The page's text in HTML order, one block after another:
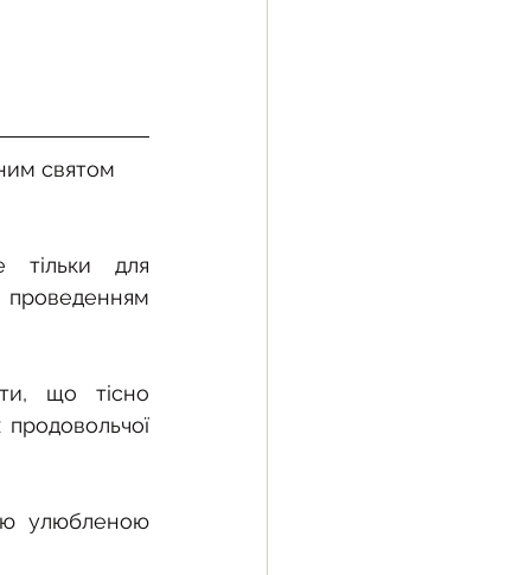
святом
тільки для
що тісно
улюбленою